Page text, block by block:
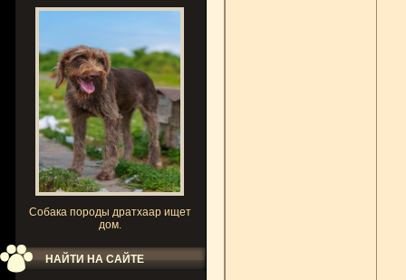
Собака породы дратхаар ищет
дом.
НАЙТИ НА САЙТЕ